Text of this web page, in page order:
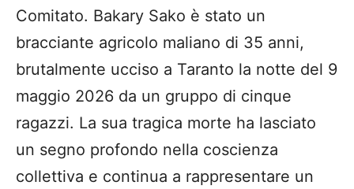
Comitato. Bakary Sako è stato un
bracciante agricolo maliano di 35 anni,
brutalmente ucciso a Taranto la notte del 9
maggio 2026 da un gruppo di cinque
ragazzi. La sua tragica morte ha lasciato
un segno profondo nella coscienza
collettiva e continua a rappresentare un